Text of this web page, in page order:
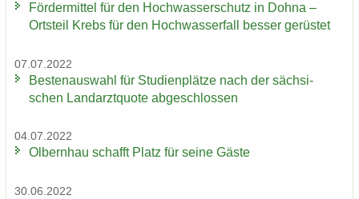
För­der­mit­tel für den Hoch­was­ser­schutz in Dohna –
Orts­teil Krebs für den Hoch­was­ser­fall bes­ser ge­rüs­tet
07.07.2022
Bes­ten­aus­wahl für Stu­di­en­plät­ze nach der säch­si­
schen Land­arzt­quo­te ab­ge­schlos­sen
04.07.2022
Ol­bern­hau schafft Platz für seine Gäste
30.06.2022